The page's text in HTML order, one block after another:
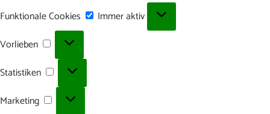
Funktionale Cookies
Funktionale
Immer aktiv
Vorlieben
Vorlieben
Statistiken Statistiken
Marketing
Marketing